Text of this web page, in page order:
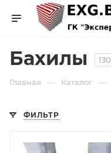
Бахилы 130
Главная — Каталог —
ФИЛЬТР